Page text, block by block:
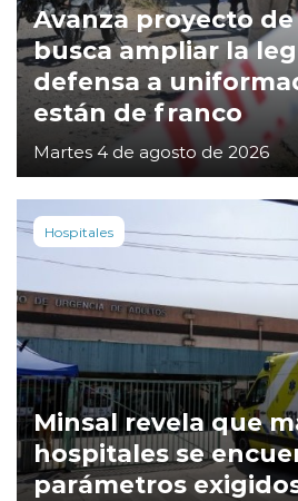
Avanza proyecto
busca ampliar la
defensa a
están de franco
Martes 4 de agosto de 2026
Hospitales
Minsal revela que
hospitales se
parámetros